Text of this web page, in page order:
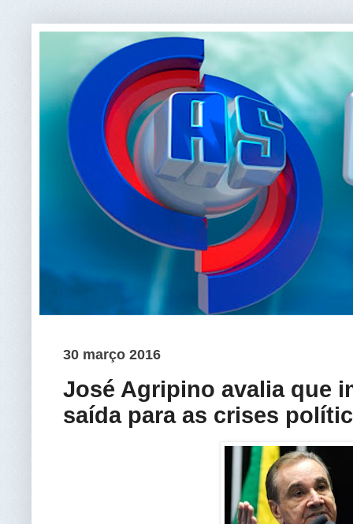
30 março 2016
José Agripino avalia que
saída para as crises